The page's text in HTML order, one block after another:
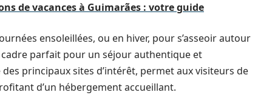
de vacances à Guimarães : votre guide
ensoleillées, ou en hiver, pour s’asseoir autour
parfait pour un séjour authentique et
principaux sites d’intérêt, permet aux visiteurs de
d’un hébergement accueillant.